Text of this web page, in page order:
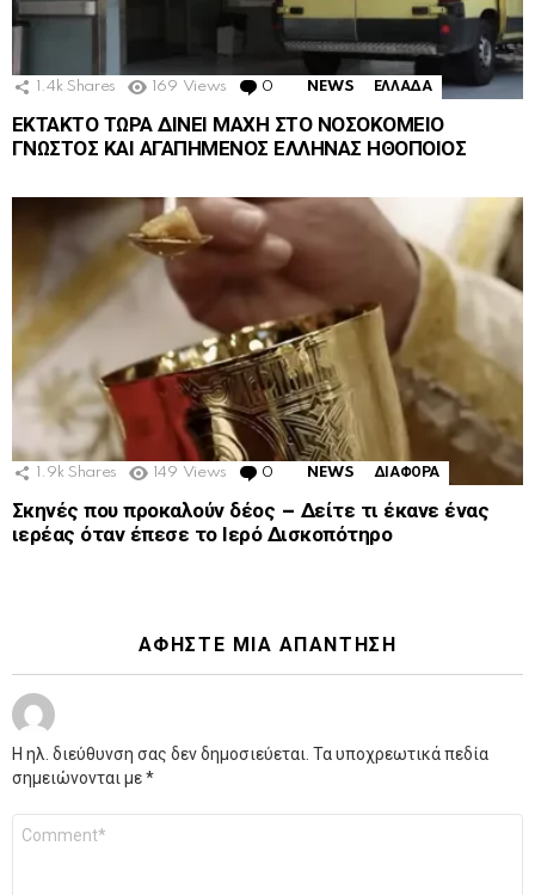
1.4k Shares 169 Views 0 Comments
NEWS ΕΛΛΑΔΑ
ΕΚΤΑΚΤΟ ΤΩΡΑ ΔΙΝΕΙ ΜΑΧΗ ΣΤΟ ΝΟΣΟΚΟΜΕΙΟ
ΓΝΩΣΤΟΣ ΚΑΙ ΑΓΑΠΗΜΕΝΟΣ ΕΛΛΗΝΑΣ ΗΘΟΠΟΙΟΣ
1.9k Shares 149 Views 0 Comments
NEWS ΔΙΑΦΟΡΑ
Σκηνές που προκαλούν δέος – Δείτε τι έκανε ένας
ιερέας όταν έπεσε το Ιερό Δισκοπότηρο
ΑΦΉΣΤΕ ΜΙΑ ΑΠΆΝΤΗΣΗ
Η ηλ. διεύθυνση σας δεν δημοσιεύεται. Τα υποχρεωτικά πεδία
σημειώνονται με*